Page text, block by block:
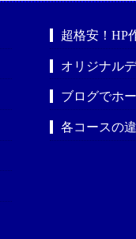
超格安！HP
オリジナル
ブログでホ
各コースの